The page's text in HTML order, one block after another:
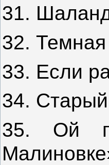
31.
32.
33. Если
34.
35. Ой